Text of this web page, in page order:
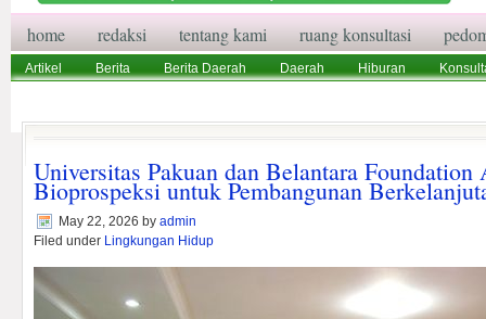
home redaksi tentang kami ruang konsultasi
Artikel Berita Berita Daerah Daerah Hiburan
Universitas Pakuan dan Belantara Foundation
Bioprospeksi untuk Pembangunan
May 22, 2026 by admin
Filed under Lingkungan Hidup